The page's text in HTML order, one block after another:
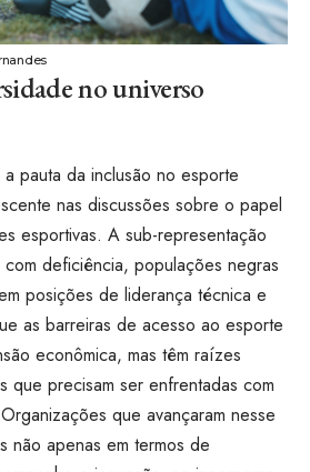
no universo
pauta da inclusão no esporte
nas discussões sobre o papel
esportivas. A sub-representação
deficiência, populações negras
posições de liderança técnica e
as barreiras de acesso ao esporte
econômica, mas têm raízes
que precisam ser enfrentadas com
que avançaram nesse
não apenas em termos de